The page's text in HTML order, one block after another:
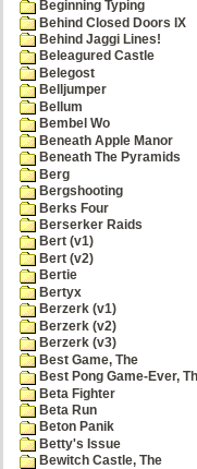
Beginning Typing
Behind Closed Doors IX
Behind Jaggi Lines!
Beleagured Castle
Belegost
Belljumper
Bellum
Bembel Wo
Beneath Apple Manor
Beneath The Pyramids
Berg
Bergshooting
Berks Four
Berserker Raids
Bert (v1)
Bert (v2)
Bertie
Bertyx
Berzerk (v1)
Berzerk (v2)
Berzerk (v3)
Best Game, The
Best Pong Game-Ever,
Beta Fighter
Beta Run
Beton Panik
Betty's Issue
Bewitch Castle, The